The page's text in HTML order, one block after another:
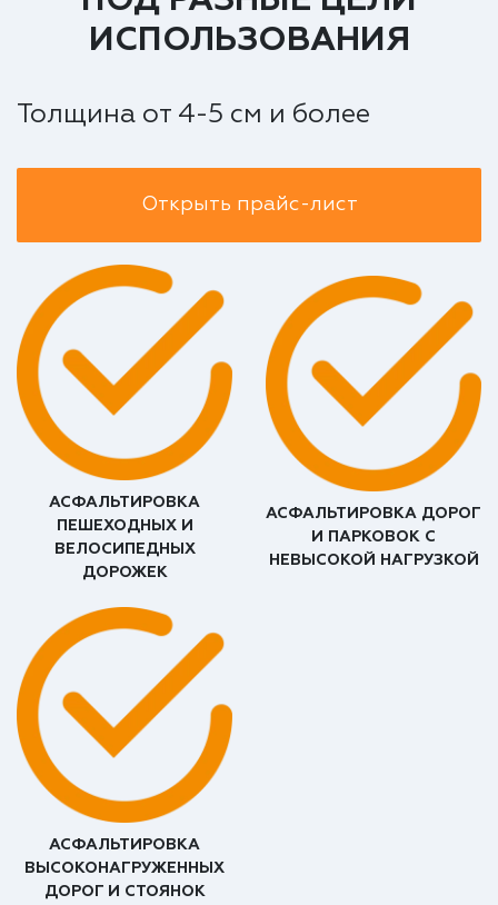
ИСПОЛЬЗОВАНИЯ
Толщина от 4-5 см и более
Открыть прайс-лист
АСФАЛЬТИРОВКА
ПЕШЕХОДНЫХ И
ВЕЛОСИПЕДНЫХ
ДОРОЖЕК
АСФАЛЬТИРОВКА ДОРОГ
И ПАРКОВОК С
НЕВЫСОКОЙ НАГРУЗКОЙ
АСФАЛЬТИРОВКА
ВЫСОКОНАГРУЖЕННЫХ
ДОРОГ И СТОЯНОК